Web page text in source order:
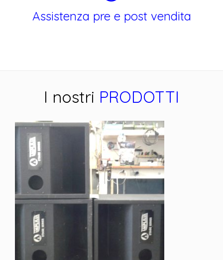
Assistenza pre e post vendita
I nostri PRODOTTI